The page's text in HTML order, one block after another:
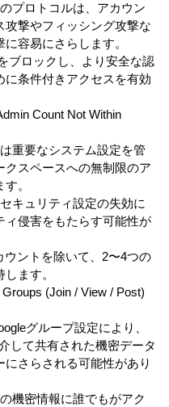
プロトコルは、アカウン
攻撃やフィッシング攻撃な
容易にさらします。
ブロックし、より安全な認
に条件付きアクセスを有効
Count Not Within
重要なシステム設定を管
クスペースへの無制限のア
。
キュリティ設定の失効に
ィ侵害をもたらす可能性が
ウントを除いて、2〜4つの
ます。
(Join / View / Post)
グループ設定により、
して共有された機密データ
にさらされる可能性があり
機密情報に誰でもがアク